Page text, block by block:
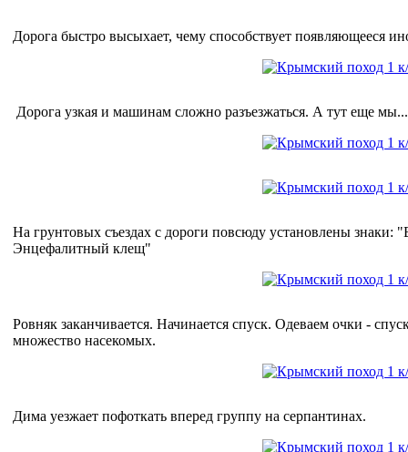
Дорога быстро высыхает, чему способствует появляющееся
Дорога узкая и машинам сложно разъезжаться. А тут еще мы...
На грунтовых съездах с дороги повсюду установлены
Энцефалитный клещ"
Ровняк заканчивается. Начинается спуск. Одеваем очки -
множество насекомых.
Дима уезжает пофоткать вперед группу на серпантинах.